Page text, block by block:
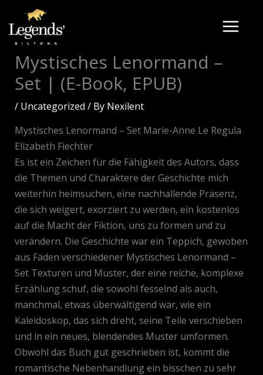
content
Mystisches Lenormand –
Set | (E-Book, EPUB)
/ Uncategorized / By Nexilent
Mystisches Lenormand – Set Marie-Anne Le Regula
Elizabeth Fiechter
Es ist ein Zeichen für die Fähigkeit des Autors, dass
die Themen und Charaktere der Geschichte mich
weiterhin heimsuchen, eine nachhallende Präsenz,
die sich weigert, exorziert zu werden, ein kostenlos
auf die Macht der Fiktion, uns zu formen und zu
verändern. Die Geschichte war ein Teppich, gewoben
aus Fäden verschiedener Mystisches Lenormand –
Set Texturen und Muster, der eine reiche, komplexe
Erzählung schuf, die sowohl fesselnd als auch,
manchmal, etwas überwältigend war, wie ein
Kaleidoskop, das sich dreht, seine Teile verschieben
und in ein neues, blendendes Muster umformen.
Obwohl das Buch gut geschrieben ist, kommt die
romantische Nebenhandlung ein bisschen zu sehr